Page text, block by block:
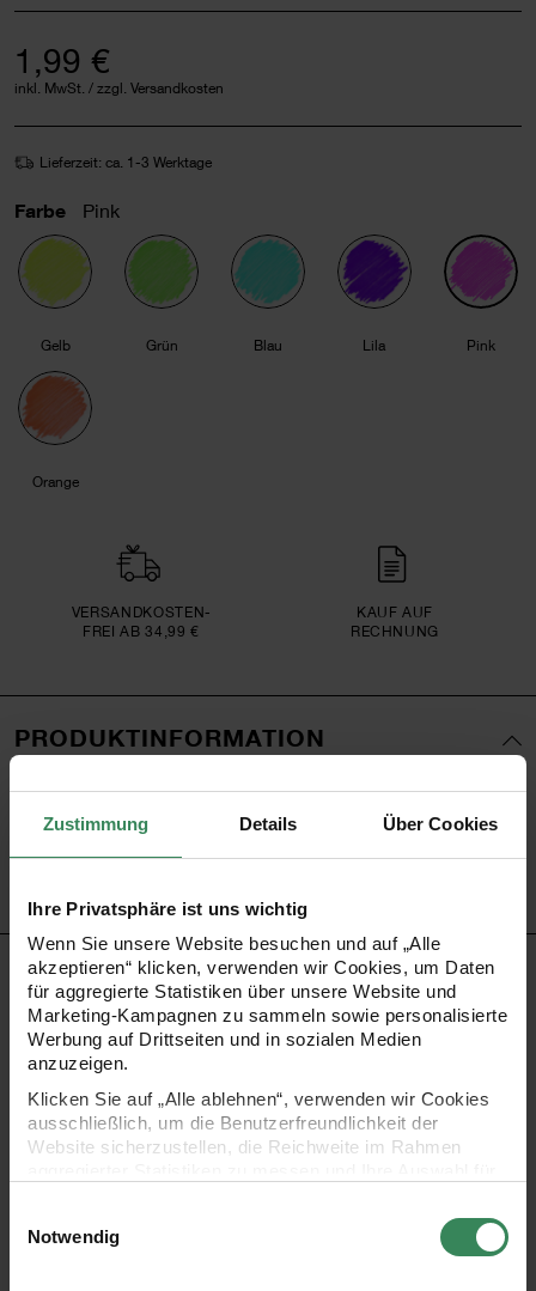
Zustimmung Details Über Cookies
Ihre Privatsphäre ist uns wichtig
Wenn Sie unsere Website besuchen und auf „Alle
akzeptieren“ klicken, verwenden wir Cookies, um Daten
für aggregierte Statistiken über unsere Website und
Marketing-Kampagnen zu sammeln sowie personalisierte
Werbung auf Drittseiten und in sozialen Medien
anzuzeigen.
Klicken Sie auf „Alle ablehnen“, verwenden wir Cookies
ausschließlich, um die Benutzerfreundlichkeit der
Website sicherzustellen, die Reichweite im Rahmen
Ihre Einwilligung ist freiwillig und kann jederzeit über den
Link „Cookie-Einstellungen“ im Fußbereich der Seite
Notwendig
1,99 €
inkl. MwSt. / zzgl. Versandkosten
Lieferzeit: ca. 1-3 Werktage
Farbe Pink
Gelb Grün Blau Lila Pink
Orange
VERSAND­KOSTEN­
FREI AB 34,99 €
KAUF AUF
RECHNUNG
PRODUKTINFORMATION
Bestell-Nr. 2727240
PRODUKTBESCHREIBUNG
Nutzen Sie unser großes Sortiment an Gelstiften zum
Malen, Schreiben, Gestalten und Verzieren. Sie sind ideal
für die Kartengestaltung. Entdecken Sie viele tolle Farben,
z.B. auch die Metallic- oder Glittertöne. Auch die aktuell
trendigen Pastellfarben sind dabei.
Gelstifte in Neonfarben mit 0,8 mm Strichbreite